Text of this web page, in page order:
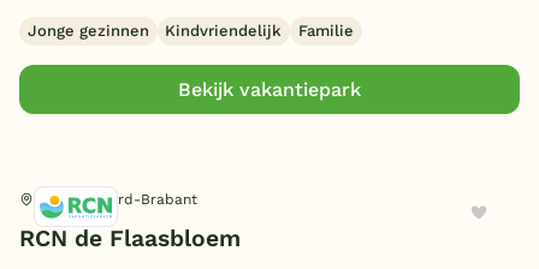
Jonge gezinnen Kindvriendelijk Familie
Bekijk vakantiepark
Chaam, Noord-Brabant
RCN de Flaasbloem